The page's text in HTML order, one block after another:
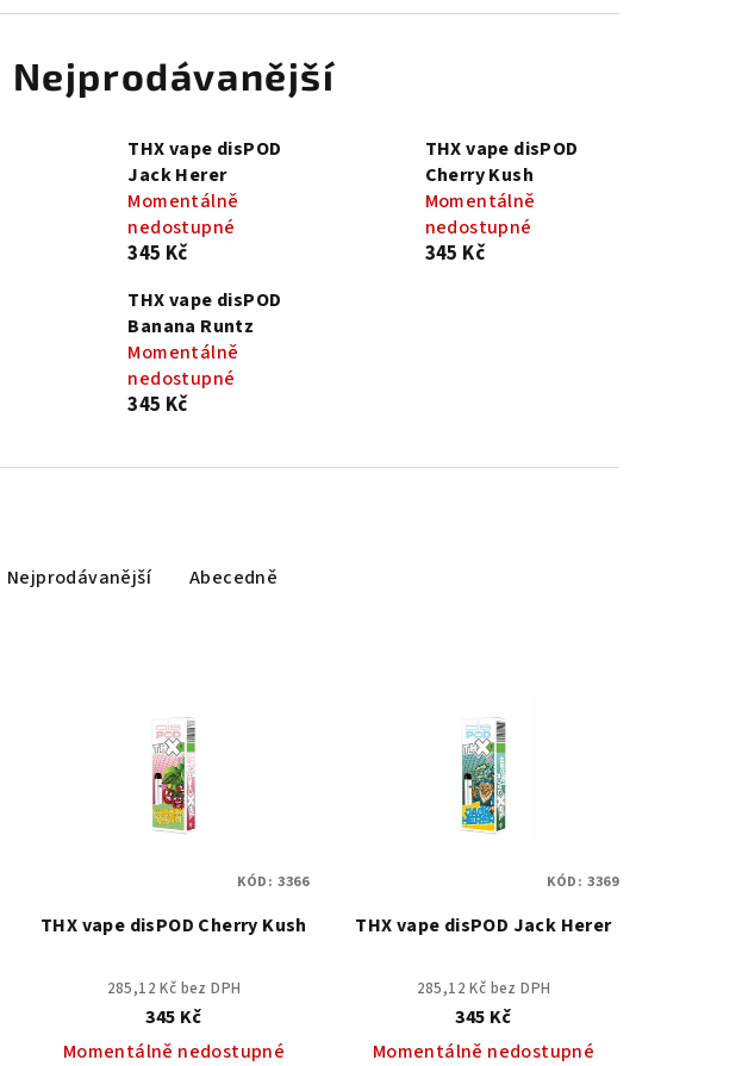
Nejprodávanější
THX vape disPOD
Jack Herer
Momentálně
nedostupné
345 Kč
THX vape disPOD
Cherry Kush
Momentálně
nedostupné
345 Kč
THX vape disPOD
Banana Runtz
Momentálně
nedostupné
345 Kč
Nejprodávanější Abecedně
THX vape disPOD Cherry Kush
285,12 Kč bez DPH
345 Kč
Momentálně nedostupné
KÓD: 3366
THX vape disPOD Jack Herer
285,12 Kč bez DPH
345 Kč
Momentálně nedostupné
KÓD: 3369